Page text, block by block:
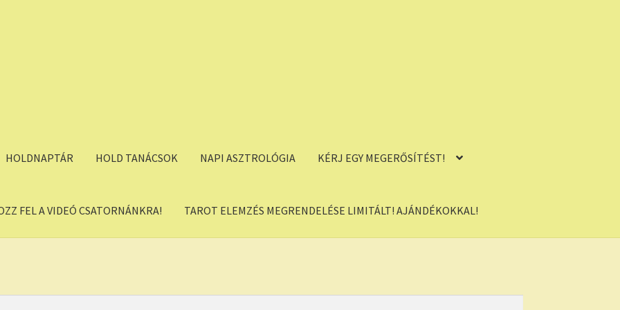
HOLDNAPTÁR HOLD TANÁCSOK NAPI ASZTROLÓGIA KÉRJ EGY MEGERŐSÍTÉST!
FEL A VIDEÓ CSATORNÁNKRA! TAROT ELEMZÉS MEGRENDELÉSE LIMITÁLT! AJÁNDÉKOKKAL!